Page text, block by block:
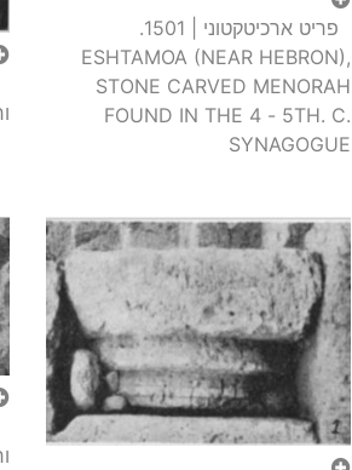
פריט ארכיטקטוני | 1501.
ESHTAMOA (NEAR HEBRON),
STONE CARVED MENORAH
FOUND IN THE 4 - 5TH. C.
SYNAGOGUE